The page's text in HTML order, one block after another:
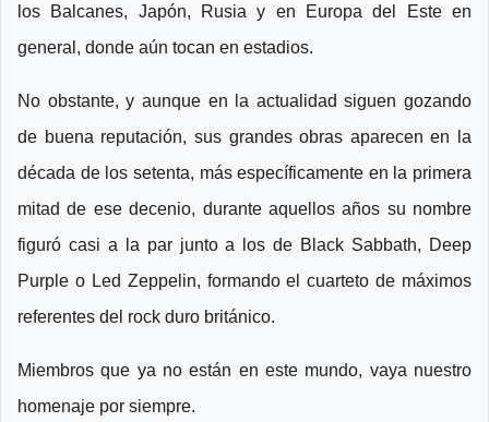
los Balcanes, Japón, Rusia y en Europa del Este en
general, donde aún tocan en estadios.
No obstante, y aunque en la actualidad siguen gozando
de buena reputación, sus grandes obras aparecen en la
década de los setenta, más específicamente en la primera
mitad de ese decenio, durante aquellos años su nombre
figuró casi a la par junto a los de Black Sabbath, Deep
Purple o Led Zeppelin, formando el cuarteto de máximos
referentes del rock duro británico.
Miembros que ya no están en este mundo, vaya nuestro
homenaje por siempre.